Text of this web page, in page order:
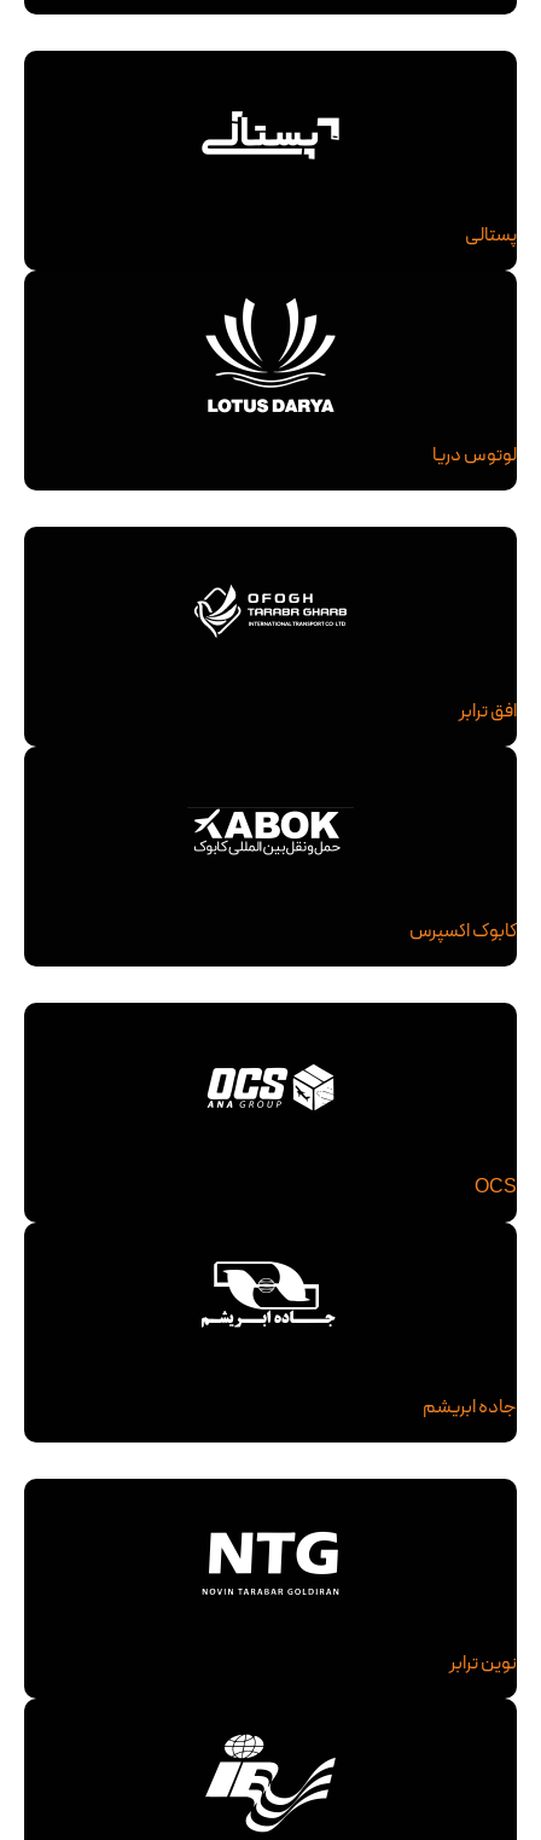
پستالی
لوتوس دریا
افق ترابر
کابوک اکسپرس
OCS
جاده ابریشم
نوین ترابر